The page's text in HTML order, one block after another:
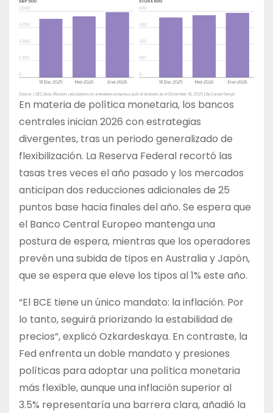
En materia de política monetaria, los bancos
centrales inician 2026 con estrategias
divergentes, tras un periodo generalizado de
flexibilización. La Reserva Federal recortó las
tasas tres veces el año pasado y los mercados
anticipan dos reducciones adicionales de 25
puntos base hacia finales del año. Se espera que
el Banco Central Europeo mantenga una
postura de espera, mientras que los operadores
prevén una subida de tipos en Australia y Japón,
que se espera que eleve los tipos al 1% este año.
“El BCE tiene un único mandato: la inflación. Por
lo tanto, seguirá priorizando la estabilidad de
precios”, explicó Ozkardeskaya. En contraste, la
Fed enfrenta un doble mandato y presiones
políticas para adoptar una política monetaria
más flexible, aunque una inflación superior al
3.5% representaría una barrera clara, añadió la